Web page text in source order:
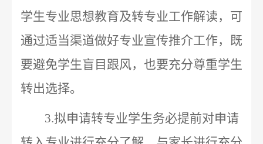
学生专业思想教育及转专业工作解读，可
通过适当渠道做好专业宣传推介工作，既
要避免学生盲目跟风，也要充分尊重学生
转出选择。
3.拟申请转专业学生务必提前对申请